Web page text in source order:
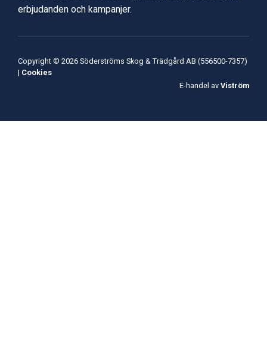
erbjudanden och kampanjer.
Copyright © 2026 Söderströms Skog & Trädgård AB (556500-7357)
| Cookies
E-handel av Viström